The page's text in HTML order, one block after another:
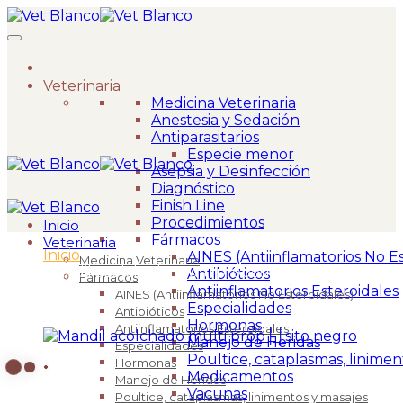
Veterinaria
Medicina Veterinaria
Anestesia y Sedación
Antiparasitarios
Especie menor
Asepsia y Desinfección
Diagnóstico
Finish Line
Procedimientos
Fármacos
AINES (Antiinflamatorios No
Antibióticos
Antiinflamatorios Esteroidales
Especialidades
Hormonas
Manejo de Heridas
Poultice, cataplasmas,
Medicamentos
Vacunas
Inicio
Veterinaria
Medicina Veterinaria
Fármacos
AINES (Antiinflamatorios No Esteroidales)
Antibióticos
Antiinflamatorios Esteroidales
Especialidades
Hormonas
Manejo de Heridas
Poultice, cataplasmas, linimentos y masajes
Inicio>
Mandil acolchado multi propósito negro